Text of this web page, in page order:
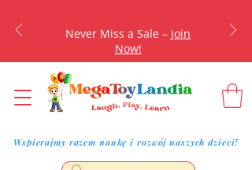
Never Miss a Sale – Join
Now!
Wspierajmy razem naukę i rozwój naszych dzieci!